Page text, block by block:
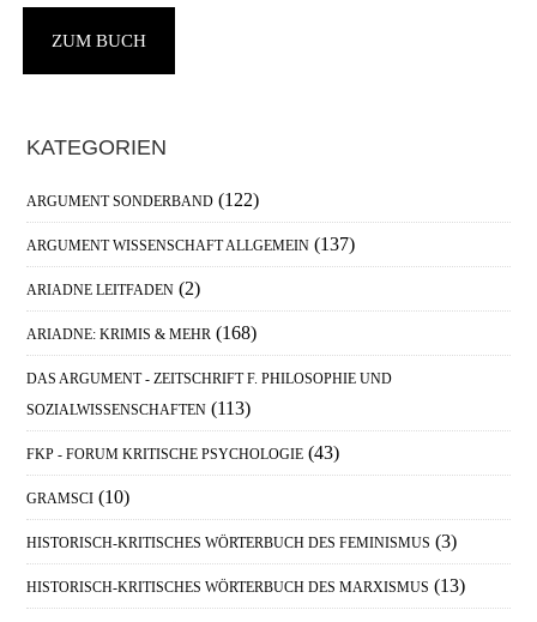
ZUM BUCH
Haupt-
Sidebar
KATEGORIEN
ARGUMENT SONDERBAND (122)
ARGUMENT WISSENSCHAFT ALLGEMEIN (137)
ARIADNE LEITFADEN (2)
ARIADNE: KRIMIS & MEHR (168)
DAS ARGUMENT - ZEITSCHRIFT F. PHILOSOPHIE UND
SOZIALWISSENSCHAFTEN (113)
FKP - FORUM KRITISCHE PSYCHOLOGIE (43)
GRAMSCI (10)
HISTORISCH-KRITISCHES WÖRTERBUCH DES FEMINISMUS (3)
HISTORISCH-KRITISCHES WÖRTERBUCH DES MARXISMUS (13)